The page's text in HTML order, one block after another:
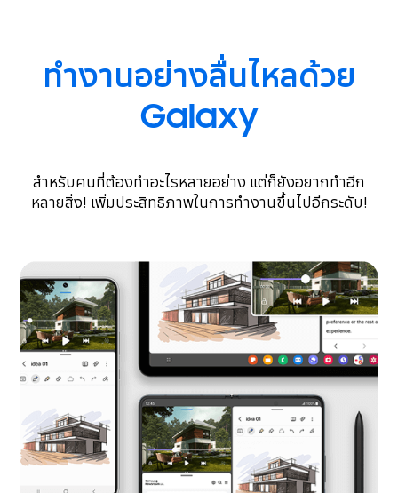
ทำงานอย่างลื่นไหลด้วย
Galaxy
สำหรับคนที่ต้องทำอะไรหลายอย่าง แต่ก็ยังอยากทำอีก
หลายสิ่ง! เพิ่มประสิทธิภาพในการทำงานขึ้นไปอีกระดับ!